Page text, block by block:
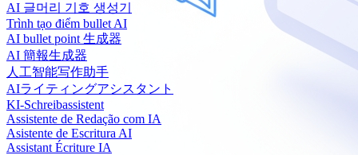
AI 글머리 기호 생성기
Trình tạo điểm bullet AI
AI bullet point 生成器
AI 簡報生成器
人工智能写作助手
AIライティングアシスタント
KI-Schreibassistent
Assistente de Redação com IA
Asistente de Escritura AI
Assistant Écriture IA